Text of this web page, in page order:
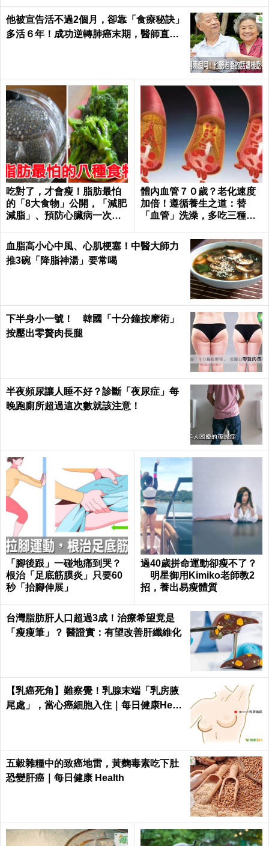
他被宣告活不過2個月，卻靠「食療秘訣」
多活６年！成功逆轉肺癌末期，醫師直
吃對了，才會瘦！脂肪最怕
的「8大食物」公開，「減肥
減脂」、預防心臟病一次滿
體內血管７０歲？老化速度
加倍！遵循養生之道：替
「血管」洗澡，多吃三種食
h
血脂高小心中風、心肌梗塞！中醫大師力
推3碗「降脂神湯」要常喝
下半身小一號！ 韓國「十分鐘按摩術」
按壓出零贅肉長腿
半夜頻尿讓人睡不好？診斷「夜尿症」每
晚跑廁所超過這次數就該注意！
「腳後跟」一碰地痛到哭？
根治「足底筋膜炎」只要60
秒「抬腳伸展」
過40歲拼命運動卻瘦不了？
明星御用Kimiko老師教2
招，養出易瘦體質
台灣脂肪肝人口超過3成！治療希望竟是
「瘦瘦筆」？ 醫證實：有望改善肝纖維化
【乳癌死角】難察覺！乳腺末端「乳房腋
尾處」，當心癌細胞入住｜每日健康Healt
五穀雜糧中的致癌地雷，黃麴毒素吃下肚
恐變肝癌｜每日健康 Health